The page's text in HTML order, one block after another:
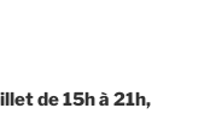
de 15h à 21h,